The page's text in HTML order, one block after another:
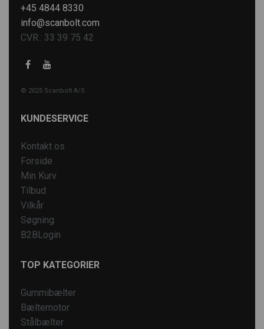
+45 4844 8330
info@scanbolt.com
CVR.: 33 39 75 42
© 2025 Scanbolt A/S
KUNDESERVICE
Kontakt os
Forside
Min Kurv
Tilbud
Vilkår
Søgning
B2BLogin
TOP KATEGORIER
Gummibælter
Bæltemotor
Stålbælter